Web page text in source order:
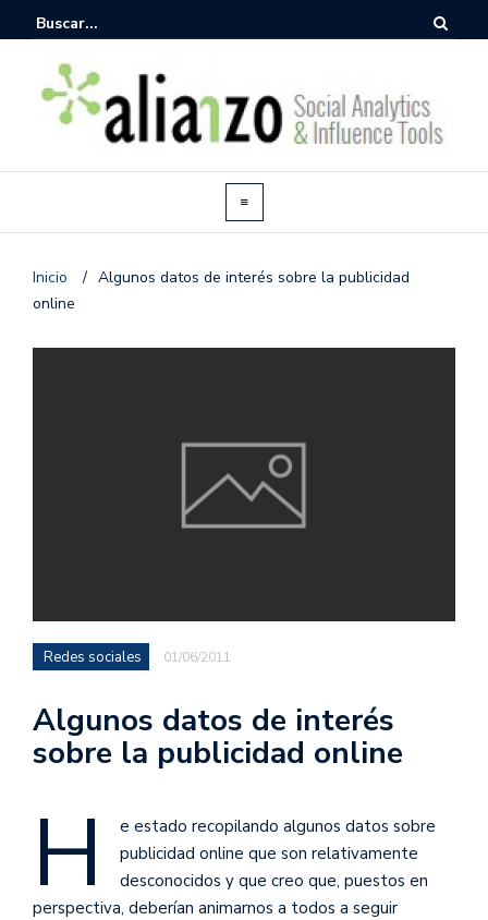
Inicio / Algunos datos de interés sobre la publicidad
online
Redes sociales 01/06/2011
Algunos datos de interés
sobre la publicidad online
H
e estado recopilando algunos datos sobre
publicidad online que son relativamente
desconocidos y que creo que, puestos en
perspectiva, deberían animarnos a todos a seguir